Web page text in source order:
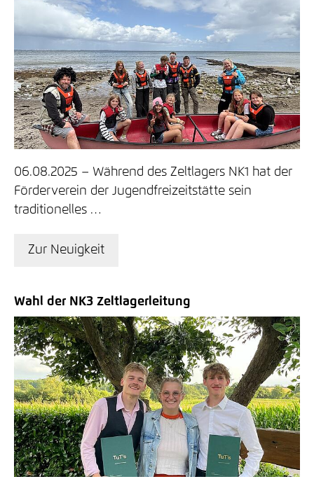
06.08.2025
Während des Zeltlagers NK1 hat der
Förderverein der Jugendfreizeitstätte sein
traditionelles …
Zur Neuigkeit
Wahl der NK3 Zeltlagerleitung